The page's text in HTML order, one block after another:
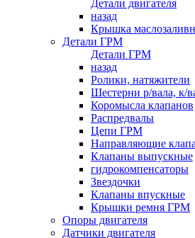
Детали двигателя
назад
Крышка
Детали ГРМ
Детали ГРМ
назад
Ролики, натяжители
Шестерни р/вала, к/
Коромысла клапанов
Распредвалы
Цепи ГРМ
Направляющие
Клапаны выпускные
гидрокомпенсаторы
Звездочки
Клапаны впускные
Крышки ремня ГРМ
Опоры двигателя
Датчики двигателя